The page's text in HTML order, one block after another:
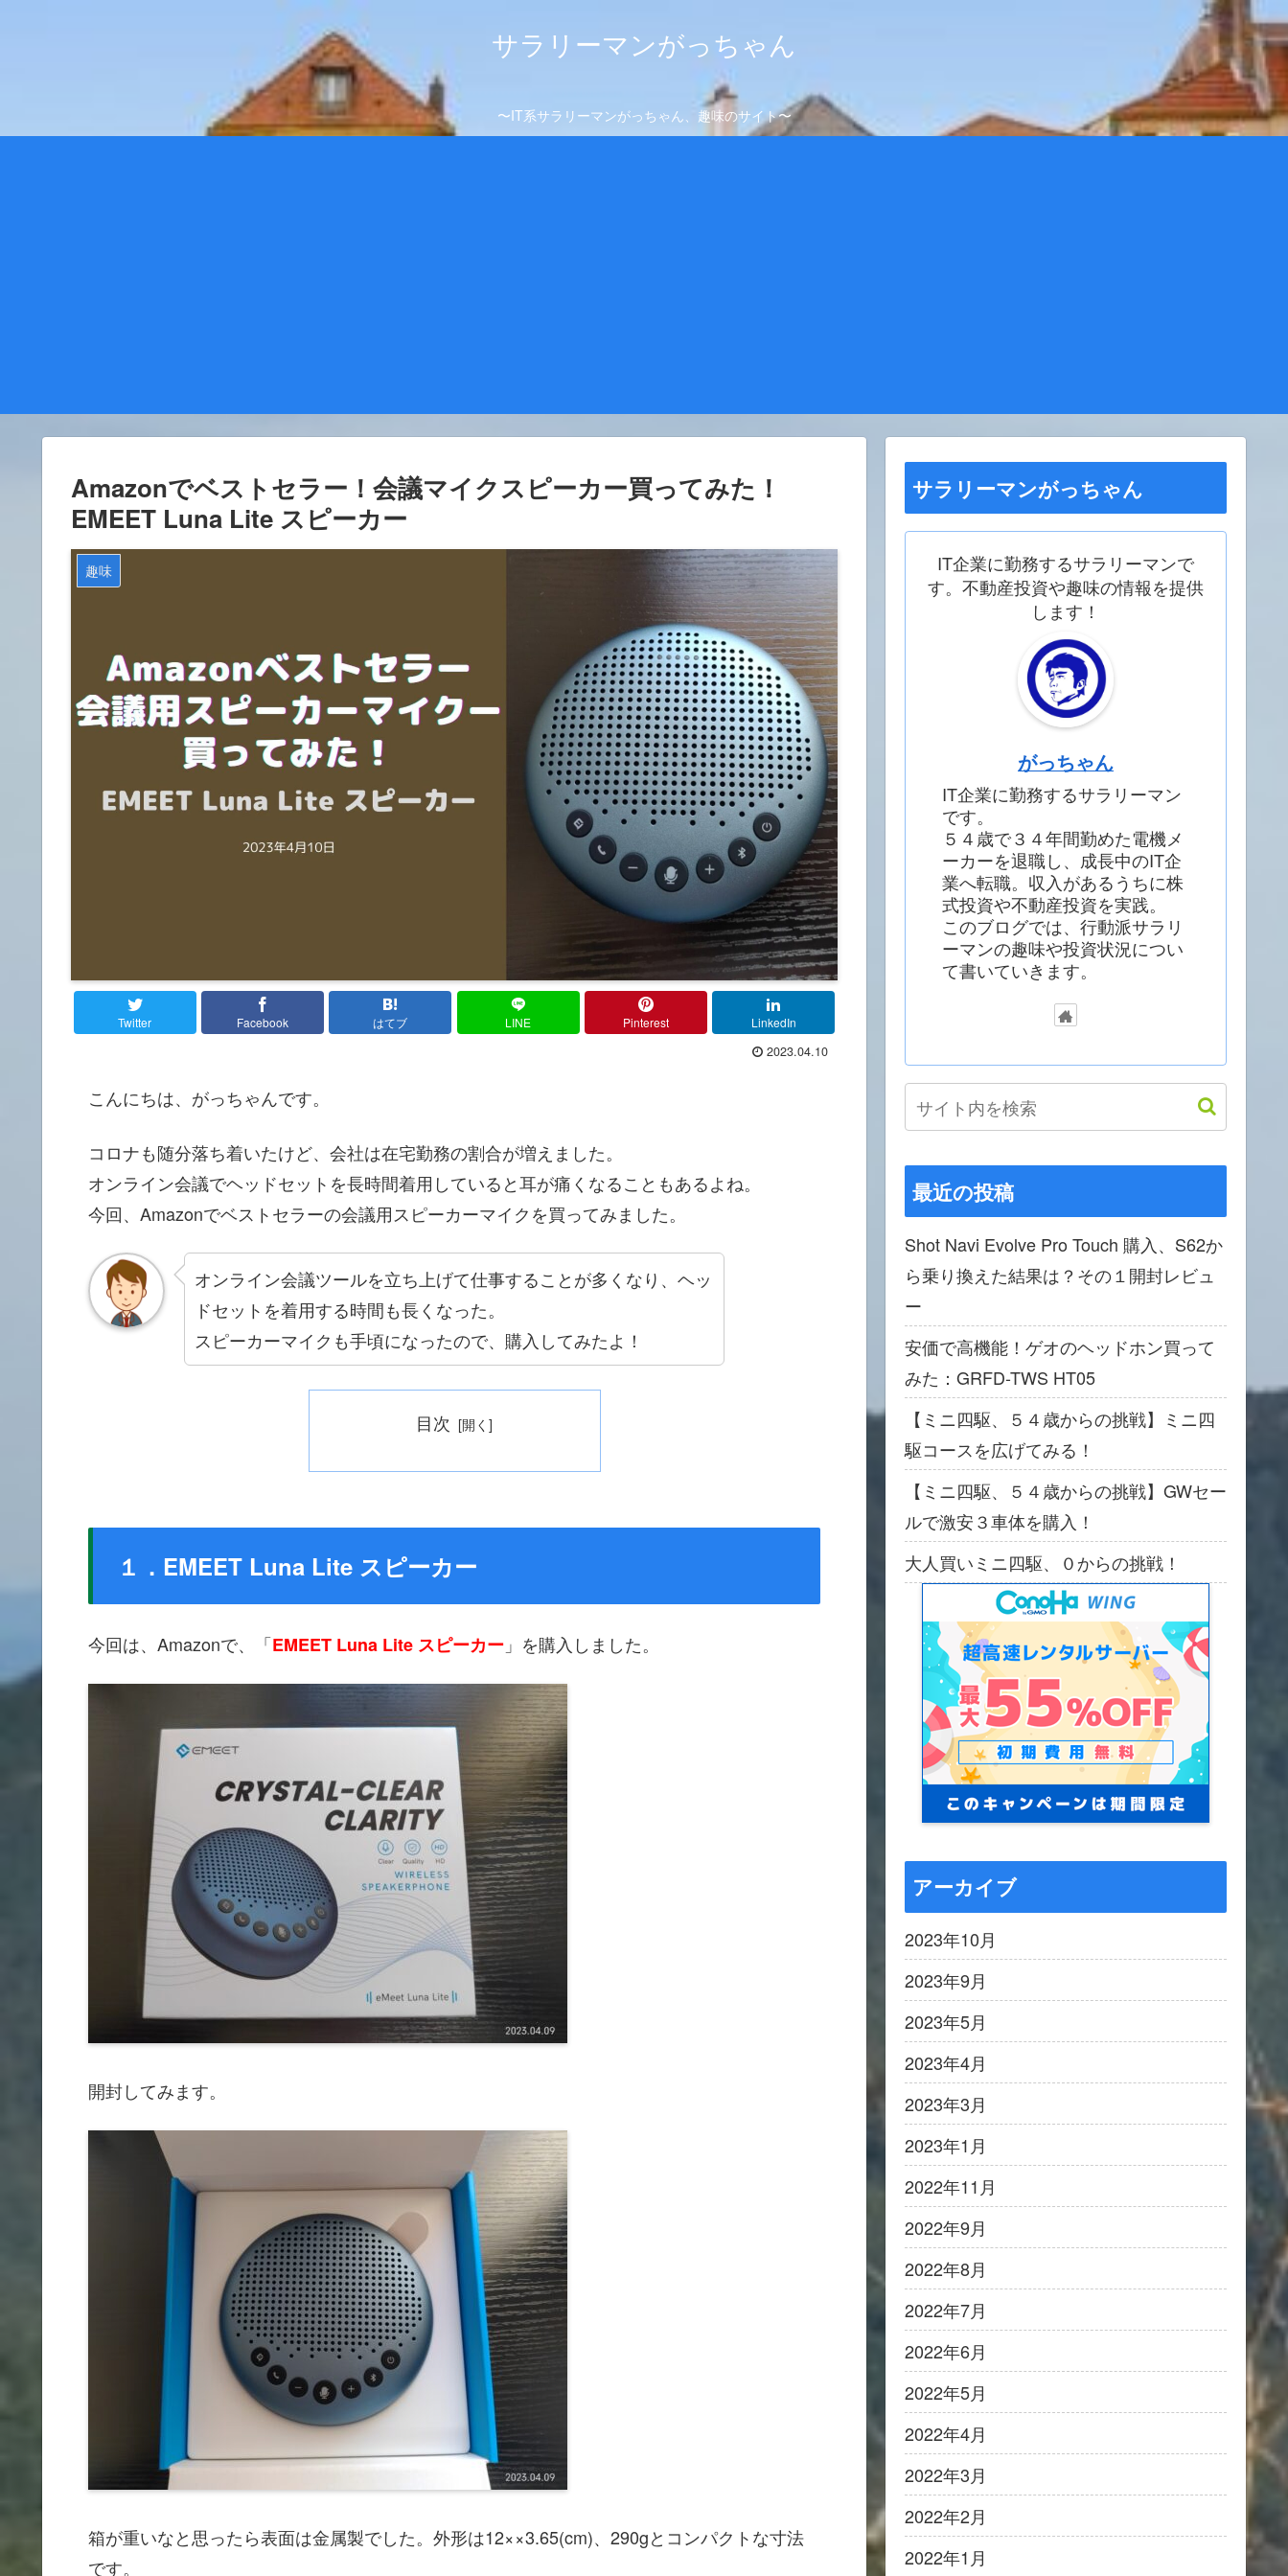
サラリーマンがっちゃん
〜IT系サラリーマンがっちゃん、趣味のサイト〜
Amazonでベストセラー！会議マイクスピーカー買ってみた！
EMEET Luna Lite スピーカー
趣味
Twitter Facebook はてブ LINE Pinterest LinkedIn
2023.04.10
こんにちは、がっちゃんです。
コロナも随分落ち着いたけど、会社は在宅勤務の割合が増えました。
オンライン会議でヘッドセットを長時間着用していると耳が痛くなることもあるよね。
今回、Amazonでベストセラーの会議用スピーカーマイクを買ってみました。
オンライン会議ツールを立ち上げて仕事することが多くなり、ヘッ
ドセットを着用する時間も長くなった。
スピーカーマイクも手頃になったので、購入してみたよ！
目次
１．EMEET Luna Lite スピーカー
今回は、Amazonで、「EMEET Luna Lite スピーカー 」を購入しました。
開封してみます。
箱が重いなと思ったら表面は金属製でした。外形は12××3.65(cm)、290gとコンパクトな寸法
です。
サラリーマンがっちゃん
IT企業に勤務するサラリーマンで
す。不動産投資や趣味の情報を提供
します！
がっちゃん
IT企業に勤務するサラリーマン
です。
５４歳で３４年間勤めた電機メ
ーカーを退職し、成長中のIT企
業へ転職。収入があるうちに株
式投資や不動産投資を実践。
このブログでは、行動派サラリ
ーマンの趣味や投資状況につい
て書いていきます。
最近の投稿
Shot Navi Evolve Pro Touch 購入、S62か
ら乗り換えた結果は？その１開封レビュ
ー
安価で高機能！ゲオのヘッドホン買って
みた：GRFD-TWS HT05
【ミニ四駆、５４歳からの挑戦】ミニ四
駆コースを広げてみる！
【ミニ四駆、５４歳からの挑戦】GWセー
ルで激安３車体を購入！
大人買いミニ四駆、０からの挑戦！
アーカイブ
2023年10月
2023年9月
2023年5月
2023年4月
2023年3月
2023年1月
2022年11月
2022年9月
2022年8月
2022年7月
2022年6月
2022年5月
2022年4月
2022年3月
2022年2月
2022年1月